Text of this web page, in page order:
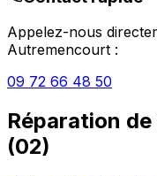
Appelez-nous
Autremencourt :
09 72 66 48 50
Réparation
(02)